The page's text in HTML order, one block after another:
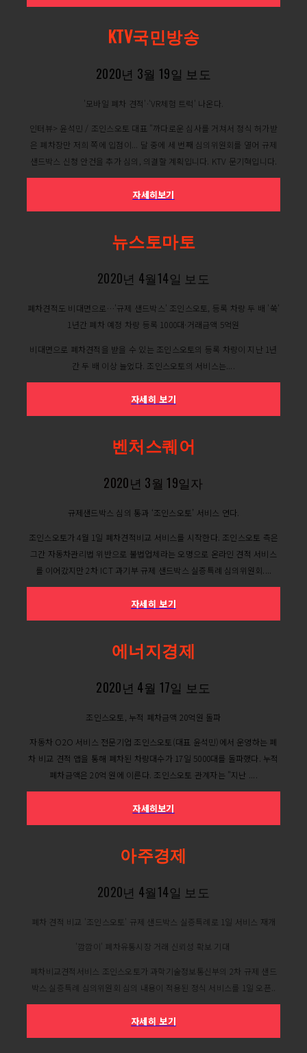
KTV국민방송
2020년 3월 19일 보도
'모바일 폐차 견적'·'VR체험 트럭' 나온다.
인터뷰> 윤석민 / 조인스오토 대표 "까다로운 심사를 거쳐서 정식 허가받
은 폐차장만 저희 쪽에 입점이... 달 중에 세 번째 심의위원회를 열어 규제
샌드박스 신청 안건을 추가 심의, 의결할 계획입니다. KTV 문기혁입니다.
자세히보기
뉴스토마토
2020년 4월14일 보도
폐차견적도 비대면으로…'규제 샌드박스' 조인스오토, 등록 차량 두 배 '쑥'
1년간 폐차 예정 차량 등록 1000대·거래금액 5억원
비대면으로 폐차견적을 받을 수 있는 조인스오토의 등록 차량이 지난 1년
간 두 배 이상 늘었다. 조인스오토의 서비스는....
자세히 보기
벤처스퀘어
2020년 3월 19일자
규제샌드박스 심의 통과 ‘조인스오토’ 서비스 연다.
조인스오토가 4월 1일 폐차견적비교 서비스를 시작한다. 조인스오토 측은
그간 자동차관리법 위반으로 불법업체라는 오명으로 온라인 견적 서비스
를 이어갔지만 2차 ICT 과기부 규제 샌드박스 실증특례 심의위원회....
자세히 보기
에너지경제
2020년 4월 17일 보도
조인스오토, 누적 폐차금액 20억원 돌파
자동차 O2O 서비스 전문기업 조인스오토(대표 윤석민)에서 운영하는 폐
차 비교 견적 앱을 통해 폐차된 차량대수가 17일 5000대를 돌파했다. 누적
폐차금액은 20억 원에 이른다. 조인스오토 관계자는 "지난 ....
자세히보기
아주경제
2020년 4월14일 보도
폐차 견적 비교 '조인스오토' 규제 샌드박스 실증특례로 1일 서비스 재개
'깜깜이' 폐차유통시장 거래 신뢰성 확보 기대
폐차비교견적서비스 조인스오토가 과학기술정보통신부의 2차 규제 샌드
박스 실증특례 심의위원회 심의 내용이 적용된 정식 서비스를 1일 오픈..
자세히 보기